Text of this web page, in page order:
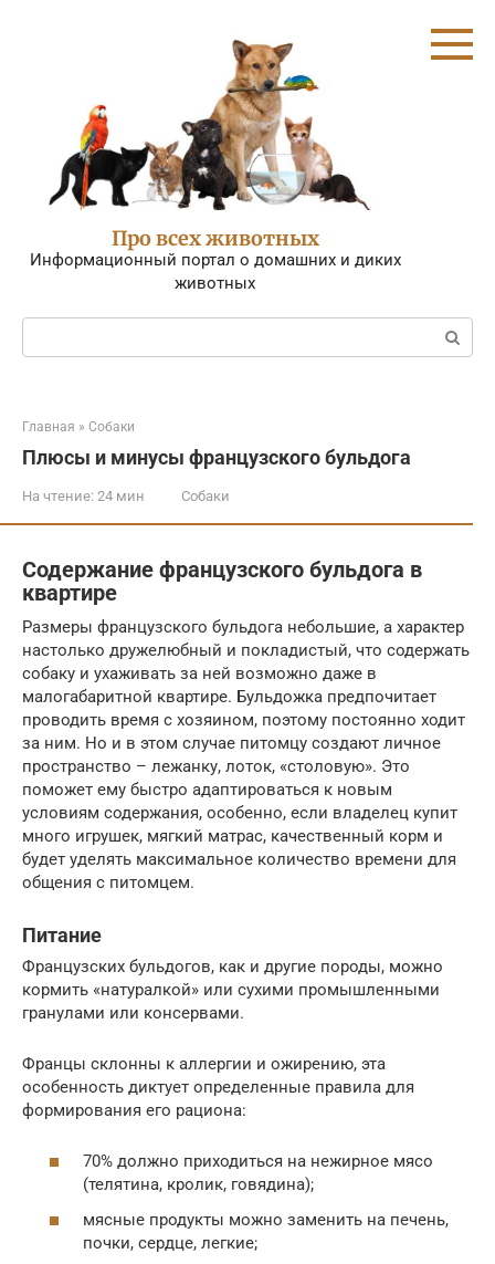
Про всех животных
Информационный портал о домашних и диких
животных
Поиск:
Главная » Собаки
Плюсы и минусы французского бульдога
На чтение: 24 мин Собаки
Содержание французского бульдога в
квартире
Размеры французского бульдога небольшие, а характер
настолько дружелюбный и покладистый, что содержать
собаку и ухаживать за ней возможно даже в
малогабаритной квартире. Бульдожка предпочитает
проводить время с хозяином, поэтому постоянно ходит
за ним. Но и в этом случае питомцу создают личное
пространство – лежанку, лоток, «столовую». Это
поможет ему быстро адаптироваться к новым
условиям содержания, особенно, если владелец купит
много игрушек, мягкий матрас, качественный корм и
будет уделять максимальное количество времени для
общения с питомцем.
Питание
Французских бульдогов, как и другие породы, можно
кормить «натуралкой» или сухими промышленными
гранулами или консервами.
Францы склонны к аллергии и ожирению, эта
особенность диктует определенные правила для
формирования его рациона:
70% должно приходиться на нежирное мясо
(телятина, кролик, говядина);
мясные продукты можно заменить на печень,
почки, сердце, легкие;